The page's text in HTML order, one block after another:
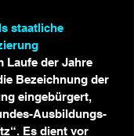
staatliche
Laufe der Jahre
Bezeichnung der
eingebürgert,
Ausbildungs-
Es dient vor